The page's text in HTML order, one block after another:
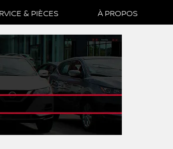
& PIÈCES À PROPOS